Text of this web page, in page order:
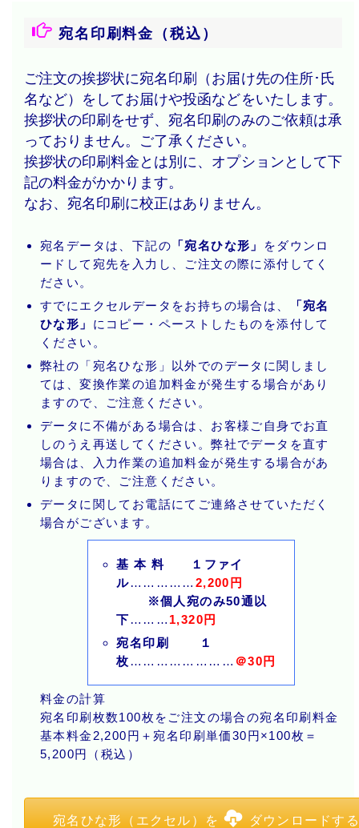
宛名印刷料金（税込）
ご注文の挨拶状に宛名印刷（お届け先の住所･氏
名など）をしてお届けや投函などをいたします。
挨拶状の印刷をせず、宛名印刷のみのご依頼は承
っておりません。ご了承ください。
挨拶状の印刷料金とは別に、オプションとして下
記の料金がかかります。
なお、宛名印刷に校正はありません。
宛名データは、下記の 「宛名ひな形」
をダウンロ
ードして宛先を入力し、ご注文の際に添付してく
ださい。
すでにエクセルデータをお持ちの場合は、
「宛名
ひな形」 にコピー・ペーストしたものを添付して
ください。
弊社の「宛名ひな形」以外でのデータに関しまし
ては、変換作業の追加料金が発生する場合があり
ますので、ご注意ください。
データに不備がある場合は、お客様ご自身でお直
しのうえ再送してください。弊社でデータを直す
場合は、入力作業の追加料金が発生する場合があ
りますので、ご注意ください。
データに関してお電話にてご連絡させていただく
場合がございます。
基 本 料 １ファイ
ル…………… 2,200円
※個人宛のみ50通以
下 ……… 1,320円
宛名印刷 １
枚 …………………… ＠30円
料金の計算
宛名印刷枚数100枚をご注文の場合の宛名印刷料金
基本料金2,200円＋宛名印刷単価30円×100枚＝
5,200円（税込）
宛名ひな形（エクセル）を ダウンロードす